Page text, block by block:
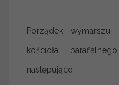
Porządek
kościoła
następująco: